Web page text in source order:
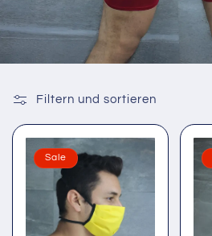
Filtern und sortieren
Sale